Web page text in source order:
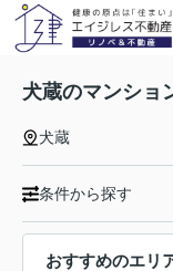
犬蔵のマンショ
犬蔵
条件から探す
おすすめのエリ